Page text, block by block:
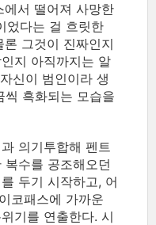
에서 떨어져 사망한
었다는 걸 흐릿한
그것이 진짜인지
지 아직까지는 알
신이 범인이라 생
씩 흑화되는 모습을
의기투합해 펜트
수를 공조해오던
두기 시작하고, 어
코패스에 가까운
기를 연출한다. 시